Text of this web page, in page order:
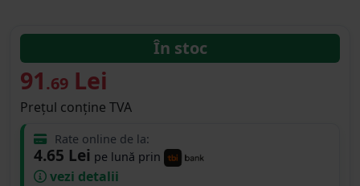
În stoc
91.69 Lei
Prețul conține TVA
Rate online de la:
4.65 Lei pe lună prin
vezi detalii